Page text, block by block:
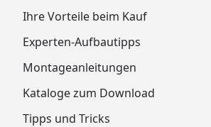
Ihre Vorteile beim Kauf
Experten-Aufbautipps
Montageanleitungen
Kataloge zum Download
Tipps und Tricks